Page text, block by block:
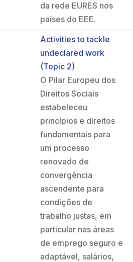
da rede EURES nos
países do EEE.
Activities to tackle
undeclared work
(Topic 2)
O Pilar Europeu dos
Direitos Sociais
estabeleceu
princípios e direitos
fundamentais para
um processo
renovado de
convergência
ascendente para
condições de
trabalho justas, em
particular nas áreas
de emprego seguro e
adaptável, salários,